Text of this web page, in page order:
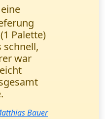
Kurier
in 2
ins
Alles
Anna Schmidt